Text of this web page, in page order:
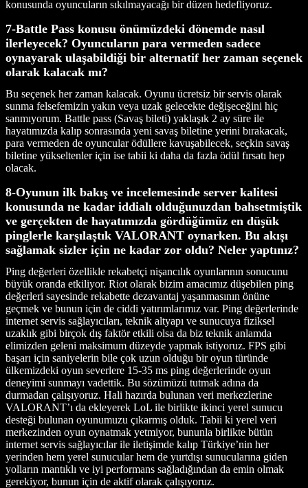
konusunda oyuncuların sıkılmayacağı bir düzen hedefliyoruz.
7-Battle Pass konusu önümüzdeki dönemde nasıl
ilerleyecek? Oyuncuların para vermeden sadece
oynayarak ulaşabildiği bir alternatif her zaman seçenek
olarak kalacak mı?
Bu seçenek her zaman kalacak. Oyunu ücretsiz bir servis olarak
sunma felsefemizin yakın veya uzak gelecekte değişeceğini hiç
sanmıyorum. Battle pass (Savaş bileti) yaklaşık 2 ay süre ile
hayatımızda kalıp sonrasında yeni savaş biletine yerini bırakacak,
para vermeden de oyuncular ödüllere kavuşabilecek, seçkin savaş
biletine yükseltenler için ise tabii ki daha da fazla ödül fırsatı hep
olacak.
8-Oyunun ilk bakış ve incelemesinde server kalitesi
konusunda ne kadar iddialı olduğunuzdan bahsetmiştik
ve gerçekten de hayatımızda gördüğümüz en düşük
pinglerle karşılaştık VALORANT oynarken. Bu akışı
sağlamak sizler için ne kadar zor oldu? Neler yaptınız?
Ping değerleri özellikle rekabetçi nişancılık oyunlarının sonucunu
büyük oranda etkiliyor. Riot olarak bizim amacımız düşebilen ping
değerleri sayesinde rekabette dezavantaj yaşanmasının önüne
geçmek ve bunun için de ciddi yatırımlarımız var. Ping değerlerinde
internet servis sağlayıcıları, teknik altyapı ve sunucuya fiziksel
uzaklık gibi birçok dış faktör etkili olsa da biz teknik anlamda
elimizden geleni maksimum düzeyde yapmak istiyoruz. FPS gibi
başarı için saniyelerin bile çok uzun olduğu bir oyun türünde
ülkemizdeki oyun severlere 15-35 ms ping değerlerinde oyun
deneyimi sunmayı vadettik. Bu sözümüzü tutmak adına da
durmadan çalışıyoruz. Hali hazırda bulunan veri merkezlerine
VALORANT’ı da ekleyerek LoL ile birlikte ikinci yerel sunucu
desteği bulunan oyunumuzu çıkarmış olduk. Tabii ki yerel veri
merkezinden oyun oynatmak yetmiyor, bununla birlikte bütün
internet servis sağlayıcılar ile iletişimde kalıp Türkiye’nin her
yerinden hem yerel sunucular hem de yurtdışı sunucularına giden
yolların mantıklı ve iyi performans sağladığından da emin olmak
gerekiyor, bunun için de aktif olarak çalışıyoruz.